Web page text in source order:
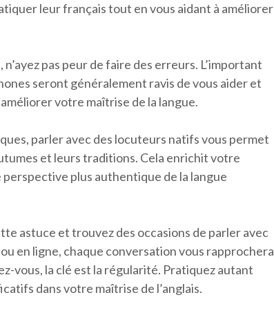
leur français tout en vous aidant à améliorer
pas peur de faire des erreurs. L’important
seront généralement ravis de vous aider et
votre maîtrise de la langue.
parler avec des locuteurs natifs vous permet
et leurs traditions. Cela enrichit votre
plus authentique de la langue
astuce et trouvez des occasions de parler avec
en ligne, chaque conversation vous rapprochera
vous, la clé est la régularité. Pratiquez autant
dans votre maîtrise de l’anglais.